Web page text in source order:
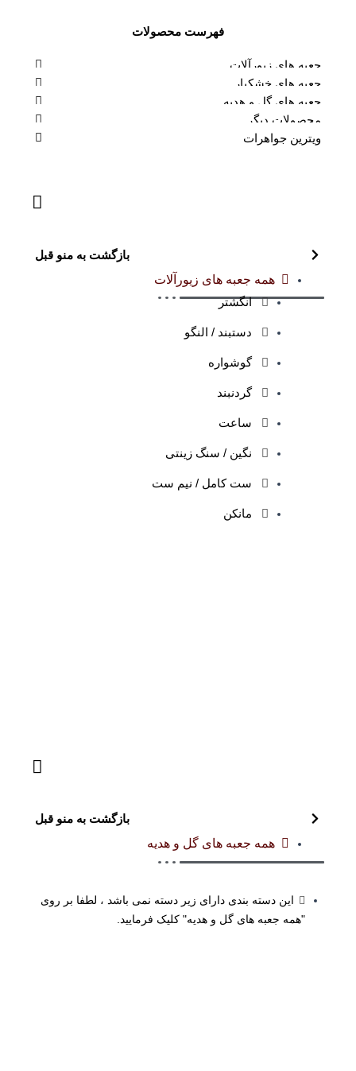
فهرست محصولات
جعبه های زیورآلات
جعبه های خشکبار
جعبه های گل و هدیه
محصولات دیگر
ویترین جواهرات
بازگشت به منو قبل
همه جعبه های زیورآلات
انگشتر
دستبند / النگو
گوشواره
گردنبند
ساعت
نگین / سنگ زینتی
ست کامل / نیم ست
مانکن
بازگشت به منو قبل
همه جعبه های گل و هدیه
این دسته بندی دارای زیر دسته نمی باشد ، لطفا بر روی
"همه جعبه های گل و هدیه" کلیک فرمایید.